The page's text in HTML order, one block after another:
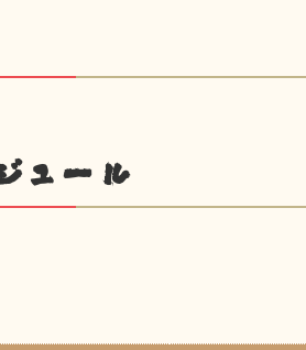
ュール